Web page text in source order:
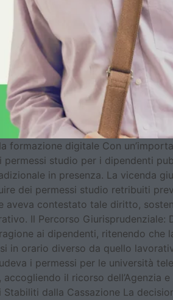
formazione digitale Con
studio per i dipendenti
in presenza. La vicenda
dei permessi studio retribuiti
aveva contestato tale diritto,
Il Percorso Giurisprudenziale:
ai dipendenti, ritenendo che
in orario diverso da quello
i permessi per le università
il ricorso dell’Agenzia
dalla Cassazione La